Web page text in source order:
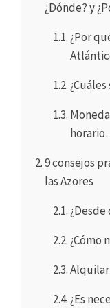
¿Dónde? y
¿Por
9 consejos
las Azores
¿Cómo
Alquilar
¿Es